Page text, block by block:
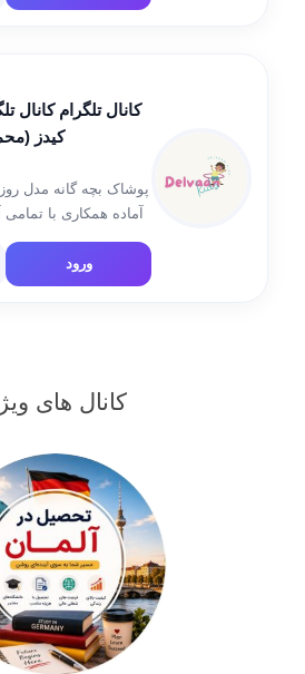
کانال تلگرام کانال
کیدز
پوشاک بچه گانه مدل
آماده همکاری با
ورود
کانال های